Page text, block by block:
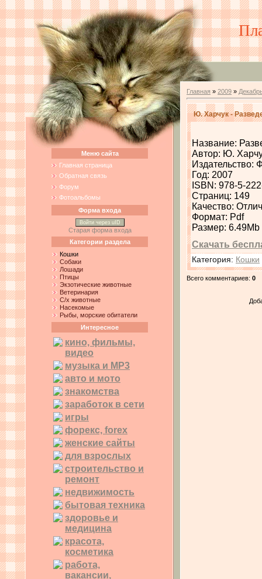
Меню сайта
Главная страница
Обратная связь
Форум
Фотоальбомы
Форма входа
Войти через uID
Старая форма входа
Категории раздела
Кошки
Собаки
Лошади
Птицы
Экзотические животные
Ветеринария
С/х животные
Насекомые
Рыбы, морские обитатели
Интересное
кино, фильмы,
видео
музыка и MP3
авто и мото
знакомства
заработок в сети
игры
форекс, forex
женские сайты
для взрослых
строительство и
ремонт
недвижимость
бытовая техника
здоровье и
медицина
красота,
косметика
работа,
вакансии,
Главная » 2009 »
Ю. Харчук -
Название:
Автор: Ю.
Издательство:
Год: 2007
ISBN: 978-5-
Страниц: 149
Качество:
Формат: Pdf
Размер: 6.49Mb
Скачать
Категория: Кошки
Всего комментариев: 0